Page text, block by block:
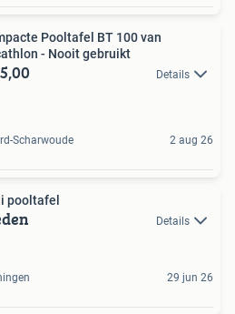
Pooltafel BT 100 van
- Nooit gebruikt
Details
Scharwoude 2 aug 26
pooltafel
Details
29 jun 26